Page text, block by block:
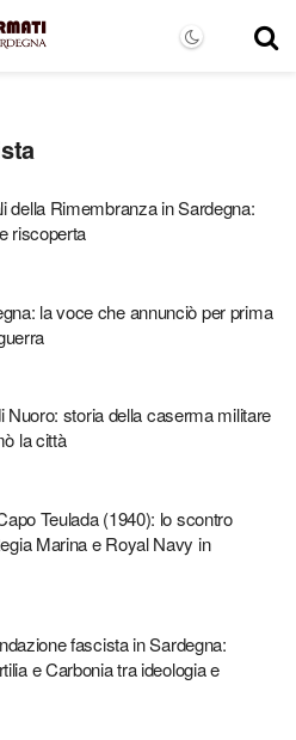
della Rimembranza in Sardegna:
riscoperta
la voce che annunciò per prima
Nuoro: storia della caserma militare
la città
Teulada (1940): lo scontro
Marina e Royal Navy in
fascista in Sardegna:
e Carbonia tra ideologia e